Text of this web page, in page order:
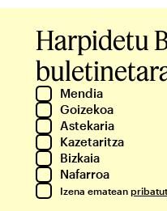
Harpidetu
Mendia
Goizekoa
Astekaria
Kazetaritza
Bizkaia
Nafarroa
Izena ematean